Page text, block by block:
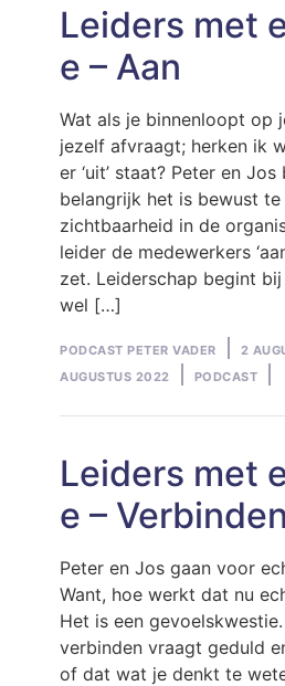
Leiders met
e – Aan
Wat als je binnenloopt op
jezelf afvraagt; herken ik
er ‘uit’ staat? Peter en
belangrijk het is bewust
zichtbaarheid in de
leider de medewerkers
zet. Leiderschap begint
wel […]
Posted
by
PODCAST PETER VADER 2
AUGUSTUS 2022
Posted
PODCAST
Leiders met
e – Verbinden
Peter en Jos gaan voor
Want, hoe werkt dat nu
Het is een
verbinden vraagt geduld
of dat wat je denkt te